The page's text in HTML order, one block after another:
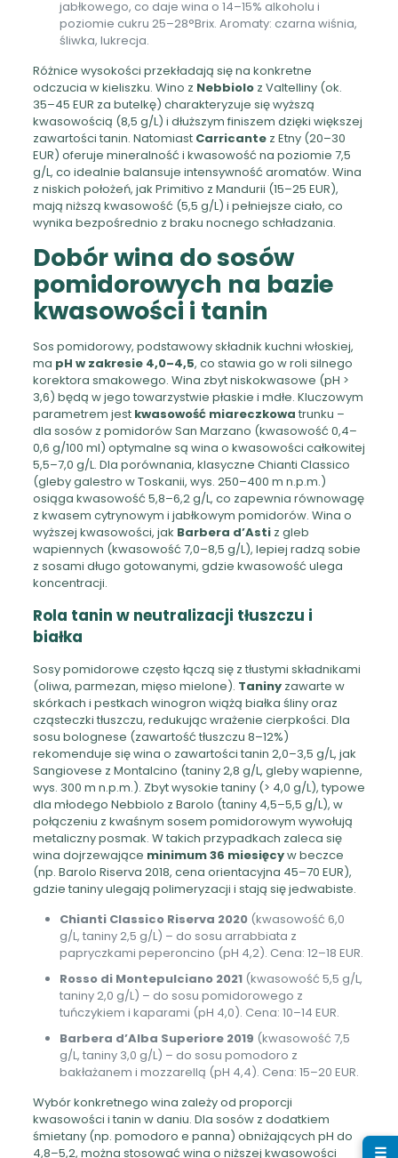
jabłkowego, co daje wina o 14–15% alkoholu i
poziomie cukru 25–28°Brix. Aromaty: czarna wiśnia,
śliwka, lukrecja.
Różnice wysokości przekładają się na konkretne
odczucia w kieliszku. Wino z Nebbioloz Valtelliny (ok.
35–45 EUR za butelkę) charakteryzuje się wyższą
kwasowością (8,5 g/L) i dłuższym finiszem dzięki większej
zawartości tanin. Natomiast Carricantez Etny (20–30
EUR) oferuje mineralność i kwasowość na poziomie 7,5
g/L, co idealnie balansuje intensywność aromatów. Wina
z niskich położeń, jak Primitivo z Mandurii (15–25 EUR),
mają niższą kwasowość (5,5 g/L) i pełniejsze ciało, co
wynika bezpośrednio z braku nocnego schładzania.
Dobór wina do sosów
pomidorowych na bazie
kwasowości i tanin
Sos pomidorowy, podstawowy składnik kuchni włoskiej,
ma pH w zakresie 4,0–4,5, co stawia go w roli silnego
korektora smakowego. Wina zbyt niskokwasowe (pH >
3,6) będą w jego towarzystwie płaskie i mdłe. Kluczowym
parametrem jest kwasowość miareczkowa trunku –
dla sosów z pomidorów San Marzano (kwasowość 0,4–
0,6 g/100 ml) optymalne są wina o kwasowości całkowitej
5,5–7,0 g/L. Dla porównania, klasyczne Chianti Classico
(gleby galestro w Toskanii, wys. 250–400 m n.p.m.)
osiąga kwasowość 5,8–6,2 g/L, co zapewnia równowagę
z kwasem cytrynowym i jabłkowym pomidorów. Wina o
wyższej kwasowości, jak Barbera d’Astiz gleb
wapiennych (kwasowość 7,0–8,5 g/L), lepiej radzą sobie
z sosami długo gotowanymi, gdzie kwasowość ulega
koncentracji.
Rola tanin w neutralizacji tłuszczu i
białka
Sosy pomidorowe często łączą się z tłustymi składnikami
(oliwa, parmezan, mięso mielone). Taninyzawarte w
skórkach i pestkach winogron wiążą białka śliny oraz
cząsteczki tłuszczu, redukując wrażenie cierpkości. Dla
sosu bolognese (zawartość tłuszczu 8–12%)
rekomenduje się wina o zawartości tanin 2,0–3,5 g/L, jak
Sangiovese z Montalcino (taniny 2,8 g/L, gleby wapienne,
wys. 300 m n.p.m.). Zbyt wysokie taniny (> 4,0 g/L), typowe
dla młodego Nebbiolo z Barolo (taniny 4,5–5,5 g/L), w
połączeniu z kwaśnym sosem pomidorowym wywołują
metaliczny posmak. W takich przypadkach zaleca się
wina dojrzewające minimum 36 miesięcyw beczce
(np. Barolo Riserva 2018, cena orientacyjna 45–70 EUR),
gdzie taniny ulegają polimeryzacji i stają się jedwabiste.
Chianti Classico Riserva 2020(kwasowość 6,0
g/L, taniny 2,5 g/L) – do sosu arrabbiata z
papryczkami peperoncino (pH 4,2). Cena: 12–18 EUR.
Rosso di Montepulciano 2021(kwasowość 5,5 g/L,
taniny 2,0 g/L) – do sosu pomidorowego z
tuńczykiem i kaparami (pH 4,0). Cena: 10–14 EUR.
Barbera d’Alba Superiore 2019 (kwasowość 7,5
g/L, taniny 3,0 g/L) – do sosu pomodoro z
bakłażanem i mozzarellą (pH 4,4). Cena: 15–20 EUR.
Wybór konkretnego wina zależy od proporcji
kwasowości i tanin w daniu. Dla sosów z dodatkiem
śmietany (np. pomodoro e panna) obniżających pH do
4,8–5,2, można stosować wina o niższej kwasowości
☰